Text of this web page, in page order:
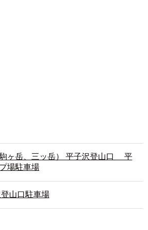
ヶ岳、三ッ岳） 平子沢登山口 平
場駐車場
山口駐車場